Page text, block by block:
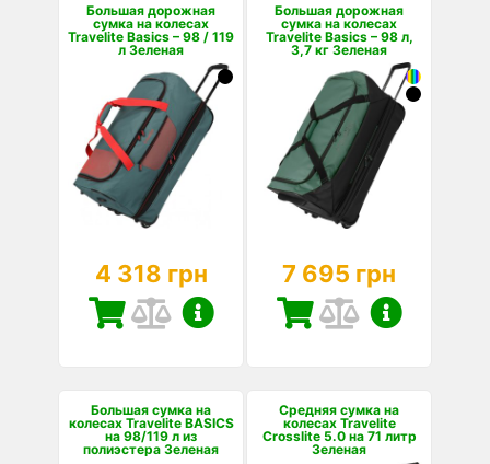
Большая дорожная
сумка на колесах
Travelite Basics – 98 / 119
л Зеленая
4 318 грн
Большая дорожная
сумка на колесах
Travelite Basics – 98 л,
3,7 кг Зеленая
7 695 грн
Большая сумка на
колесах Travelite BASICS
на 98/119 л из
полиэстера Зеленая
Средняя сумка на
колесах Travelite
Crosslite 5.0 на 71 литр
Зеленая